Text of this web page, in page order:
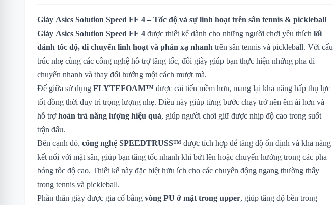
Giày Asics Solution Speed FF 4 – Tốc độ và sự linh hoạt trên sân tennis & pickleball
Giày Asics Solution Speed FF 4 được thiết kế dành cho những người chơi yêu thích lối
đánh tốc độ, di chuyển linh hoạt và phản xạ nhanh trên sân tennis và pickleball. Với cấu
trúc nhẹ cùng các công nghệ hỗ trợ tăng tốc, đôi giày giúp bạn thực hiện những pha di
chuyển nhanh và thay đổi hướng một cách mượt mà.
Đế giữa sử dụng FLYTEFOAM™ được cải tiến mềm hơn, mang lại khả năng hấp thụ lực
tốt đồng thời duy trì trọng lượng nhẹ. Điều này giúp từng bước chạy trở nên êm ái hơn và
hỗ trợhoàn trả năng lượng hiệu quả, giúp người chơi giữ được nhịp độ cao trong suốt
trận đấu.
Bên cạnh đó, công nghệ SPEEDTRUSS™ được tích hợp để tăng độ ổn định và khả năng
kết nối với mặt sân, giúp bạn tăng tốc nhanh khi bứt lên hoặc chuyển hướng trong các pha
bóng tốc độ cao. Thiết kế này đặc biệt hữu ích cho các chuyển động ngang thường thấy
trong tennis và pickleball.
Phần thân giày được gia cố bằng vòng PU ở mặt trong upper, giúp tăng độ bền trong